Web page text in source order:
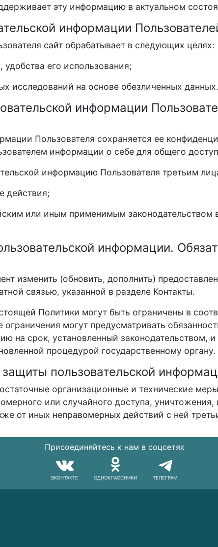
эту информацию в актуальном
информации
сайт обрабатывает в следующих целях:
удобства его использования;
исследований на основе обезличенных данных.
информации
Пользователя сохраняется ее
информации о себе для общего
информацию Пользователя третьим
действия;
или иным применимым законодательством
информации.
изменить (обновить, дополнить)
связью, указанной в разделе Контакты.
Политики могут быть ограничены в
ограничения могут предусматривать
на срок, установленный законодательством,
процедурой государственному органу.
пользовательской
организационные и технические
или случайного доступа,
от иных неправомерных действий с ней
Присоединяйтесь к нам в соцсетях
ВКОНТАКТЕ ОДНОКЛАССНИКИ ТЕЛЕГРАМ